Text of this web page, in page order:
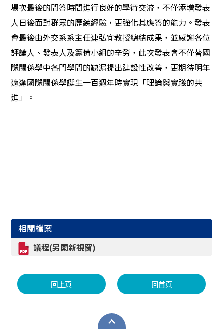
場次最後的問答時間進行良好的學術交流，不僅添增發表
人日後面對群眾的歷練經驗，更強化其應答的能力。發表
會最後由外交系系主任連弘宜教授總結成果，並感謝各位
評論人、發表人及籌備小組的辛勞，此次發表會不僅替國
際關係學中各門學問的缺漏提出建設性改善，更期待明年
適逢國際關係學誕生一百週年時實現「理論與實踐的共
進」。
相關檔案
議程(另開新視窗)
回上頁 回首頁